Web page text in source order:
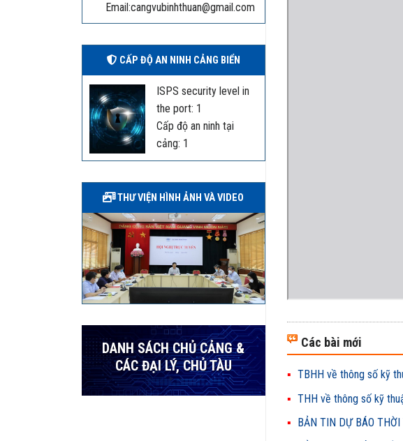
Email:cangvubinhthuan@gmail.com
CẤP ĐỘ AN NINH CẢNG BIỂN
ISPS security level in
the port: 1
Cấp độ an ninh tại
cảng: 1
THƯ VIỆN HÌNH ẢNH VÀ VIDEO
DANH SÁCH CHỦ CẢNG &
CÁC ĐẠI LÝ, CHỦ TÀU
Các bài mới
TBHH về thông số kỹ
THH về thông số kỹ
BẢN TIN DỰ BÁO